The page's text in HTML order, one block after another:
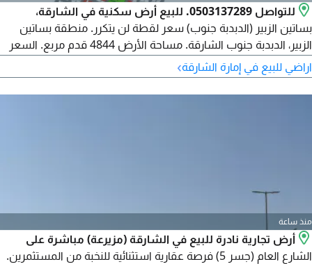
للتواصل 0503137289. للبيع أرض سكنية في الشارقة،
بساتين الزبير (الدبدبة جنوب) سعر لقطة لن يتكرر. منطقة بساتين
الزبير، الدبدبة جنوب الشارقة. مساحة الأرض 4844 قدم مربع. السعر
العابر ومقابل الرحمانية. قريبة من الحديقة والطرق الرئيسية. بنية تحتية
جاهزة. امكانية البناء المباشر. قريبة من جميع الخدمات. تصريح أرضي +
اراضي للبيع في إمارة الشارقة›
منذ ساعة
أرض تجارية نادرة للبيع في الشارقة (مزيرعة) مباشرة على
الشارع العام (جسر 5) فرصة عقارية استثنائية للنخبة من المستثمرين.